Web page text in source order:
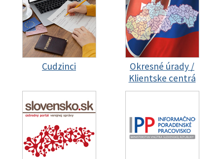
Cudzinci
Okresné úrady /
Klientske centrá